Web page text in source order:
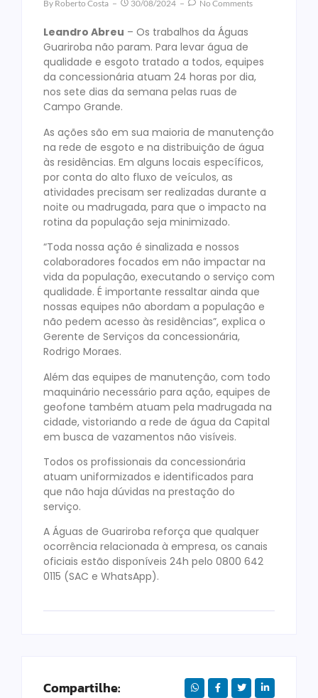
By Roberto Costa 30/08/2024 No Comments
Leandro Abreu – Os trabalhos da Águas
Guariroba não param. Para levar água de
qualidade e esgoto tratado a todos, equipes
da concessionária atuam 24 horas por dia,
nos sete dias da semana pelas ruas de
Campo Grande.
As ações são em sua maioria de manutenção
na rede de esgoto e na distribuição de água
às residências. Em alguns locais específicos,
por conta do alto fluxo de veículos, as
atividades precisam ser realizadas durante a
noite ou madrugada, para que o impacto na
rotina da população seja minimizado.
“Toda nossa ação é sinalizada e nossos
colaboradores focados em não impactar na
vida da população, executando o serviço com
qualidade. É importante ressaltar ainda que
nossas equipes não abordam a população e
não pedem acesso às residências”, explica o
Gerente de Serviços da concessionária,
Rodrigo Moraes.
Além das equipes de manutenção, com todo
maquinário necessário para ação, equipes de
geofone também atuam pela madrugada na
cidade, vistoriando a rede de água da Capital
em busca de vazamentos não visíveis.
Todos os profissionais da concessionária
atuam uniformizados e identificados para
que não haja dúvidas na prestação do
serviço.
A Águas de Guariroba reforça que qualquer
ocorrência relacionada à empresa, os canais
oficiais estão disponíveis 24h pelo 0800 642
0115 (SAC e WhatsApp).
Compartilhe: